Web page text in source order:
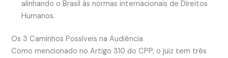
alinhando o Brasil às normas internacionais de Direitos
Humanos.
Os 3 Caminhos Possíveis na Audiência
Como mencionado no Artigo 310 do CPP, o juiz tem três